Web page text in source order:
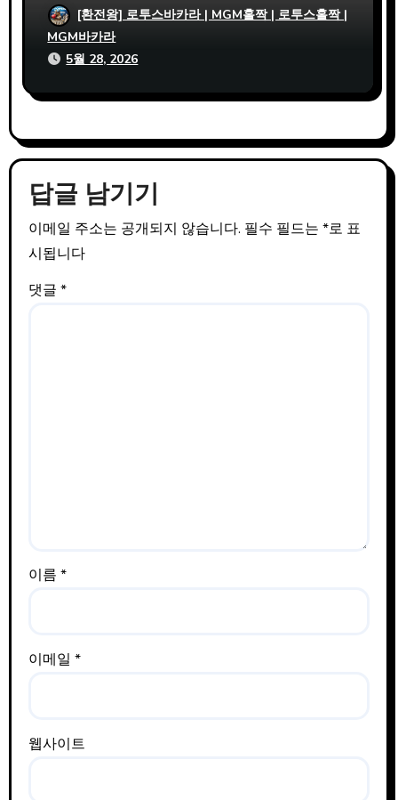
사설파워볼 사이트 비교 시 MGM홀짝 지원
확인 필수인 이유
[환전왕] 로투스바카라 | MGM홀짝 | 로투스홀짝 |
MGM바카라
5월 28, 2026
답글 남기기
이메일 주소는 공개되지 않습니다. 필수 필드는 *로 표
시됩니다
댓글 *
이름 *
이메일 *
웹사이트